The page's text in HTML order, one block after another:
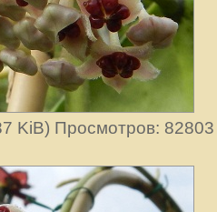
KiB) Просмотров: 82803